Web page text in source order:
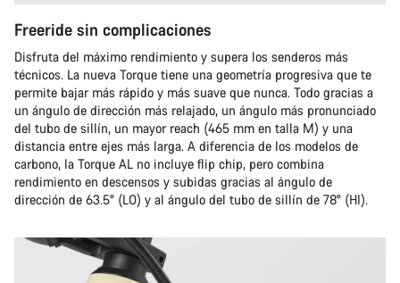
Freeride sin complicaciones
Disfruta del máximo rendimiento y supera los senderos más
técnicos. La nueva Torque tiene una geometría progresiva que te
permite bajar más rápido y más suave que nunca. Todo gracias a
un ángulo de dirección más relajado, un ángulo más pronunciado
del tubo de sillín, un mayor reach (465 mm en talla M) y una
distancia entre ejes más larga. A diferencia de los modelos de
carbono, la Torque AL no incluye flip chip, pero combina
rendimiento en descensos y subidas gracias al ángulo de
dirección de 63.5° (LO) y al ángulo del tubo de sillín de 78° (HI).